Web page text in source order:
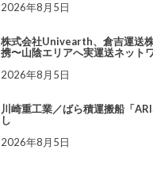
2026年8月5日
株式会社Univearth、倉吉運送
携〜山陰エリアへ実運送ネット
2026年8月5日
川崎重工業／ばら積運搬船「
し
2026年8月5日